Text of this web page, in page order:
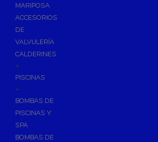
MARIPOSA
ACCESORIOS
DE
VALVULERÍA
CALDERINES
+
PISCINAS
+
BOMBAS DE
PISCINAS Y
SPA
BOMBAS DE